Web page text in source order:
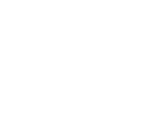
作る方法
性がいることを疑問に感じて